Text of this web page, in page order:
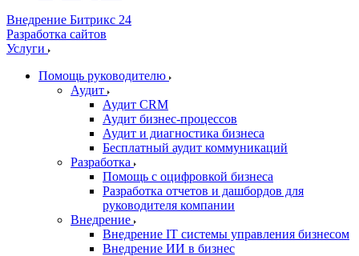
Внедрение Битрикс 24
Разработка сайтов
Услуги
Помощь руководителю
Аудит
Аудит CRM
Аудит бизнес-процессов
Аудит и диагностика бизнеса
Бесплатный аудит коммуникаций
Разработка
Помощь с оцифровкой бизнеса
Разработка отчетов и дашбордов для
руководителя компании
Внедрение
Внедрение IT системы управления бизнесом
Внедрение ИИ в бизнес